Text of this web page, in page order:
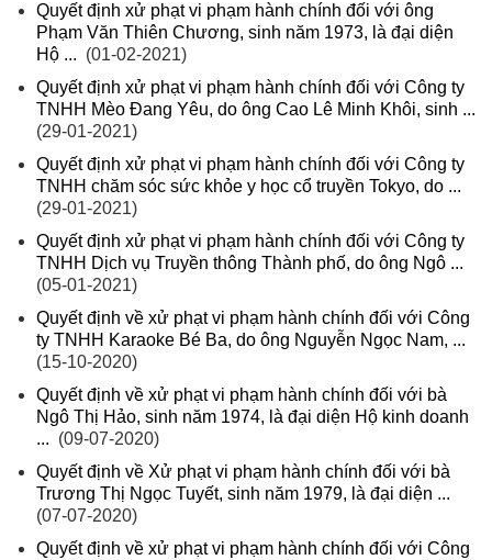
Quyết định xử phạt vi phạm hành chính đối với ông
Phạm Văn Thiên Chương, sinh năm 1973, là đại diện
Hộ ... (01-02-2021)
Quyết định xử phạt vi phạm hành chính đối với Công ty
TNHH Mèo Đang Yêu, do ông Cao Lê Minh Khôi, sinh ...
(29-01-2021)
Quyết định xử phạt vi phạm hành chính đối với Công ty
TNHH chăm sóc sức khỏe y học cổ truyền Tokyo, do ...
(29-01-2021)
Quyết định xử phạt vi phạm hành chính đối với Công ty
TNHH Dịch vụ Truyền thông Thành phố, do ông Ngô ...
(05-01-2021)
Quyết định về xử phạt vi phạm hành chính đối với Công
ty TNHH Karaoke Bé Ba, do ông Nguyễn Ngọc Nam, ...
(15-10-2020)
Quyết định về xử phạt vi phạm hành chính đối với bà
Ngô Thị Hảo, sinh năm 1974, là đại diện Hộ kinh doanh
... (09-07-2020)
Quyết định về Xử phạt vi phạm hành chính đối với bà
Trương Thị Ngọc Tuyết, sinh năm 1979, là đại diện ...
(07-07-2020)
Quyết định về xử phạt vi phạm hành chính đối với Công